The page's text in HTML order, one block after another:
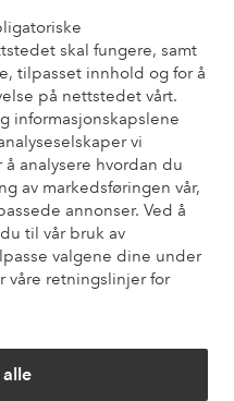
skal fungere, samt
tilpasset innhold og for å
på nettstedet vårt.
informasjonskapslene
vi
analysere hvordan du
av markedsføringen vår,
annonser. Ved å
til vår bruk av
valgene dine under
våre retningslinjer for
?